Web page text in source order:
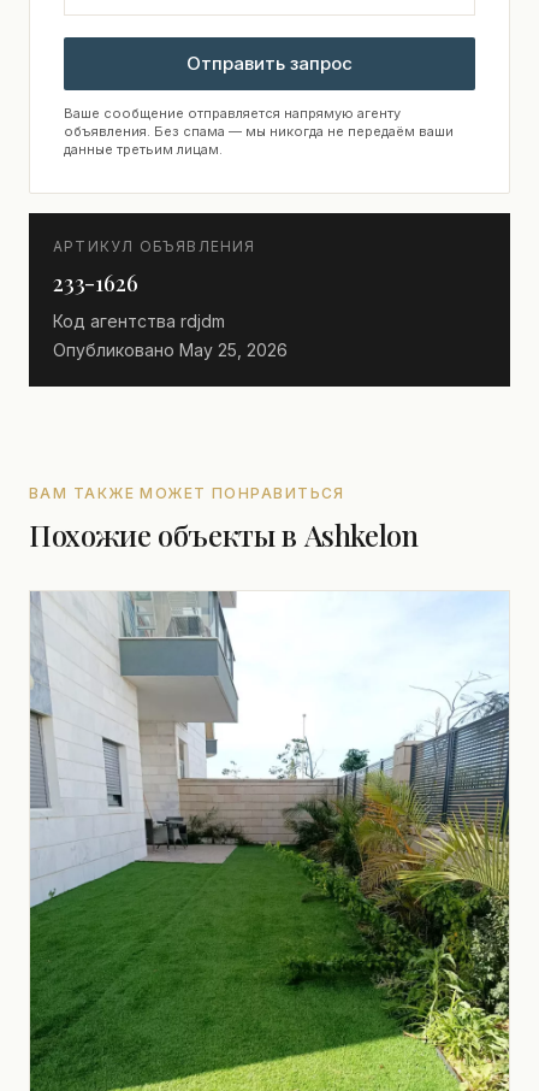
Отправить запрос
Ваше сообщение отправляется напрямую агенту
объявления. Без спама — мы никогда не передаём ваши
данные третьим лицам.
АРТИКУЛ ОБЪЯВЛЕНИЯ
233-1626
Код агентства rdjdm
Опубликовано May 25, 2026
ВАМ ТАКЖЕ МОЖЕТ ПОНРАВИТЬСЯ
Похожие объекты в Ashkelon